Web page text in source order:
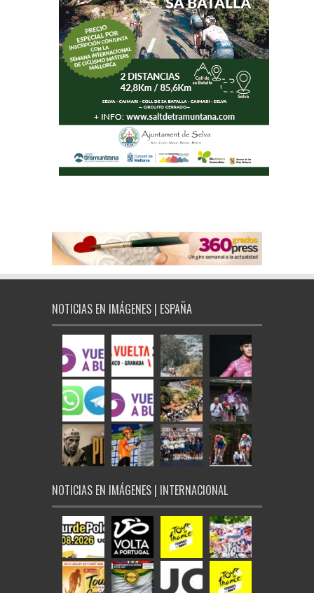
NOTICIAS EN IMÁGENES | ESPAÑA
NOTICIAS EN IMÁGENES | INTERNACIONAL